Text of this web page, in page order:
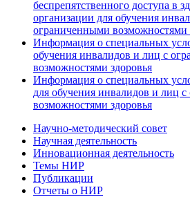
беспрепятственного доступа в
организации для обучения
ограниченными возможностями
Информация о специальных
обучения инвалидов и лиц с
возможностями здоровья
Информация о специальных
для обучения инвалидов и лиц
возможностями здоровья
Научно-методический совет
Научная деятельность
Инновационная деятельность
Темы НИР
Публикации
Отчеты о НИР